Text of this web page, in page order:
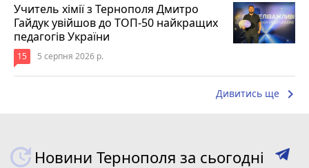
Учитель хімії з Тернополя Дмитро
Гайдук увійшов до ТОП-50 найкращих
педагогів України
15 5 серпня 2026 р.
Дивитись ще keyboard_arrow_right
Новини Тернополя за сьогодні